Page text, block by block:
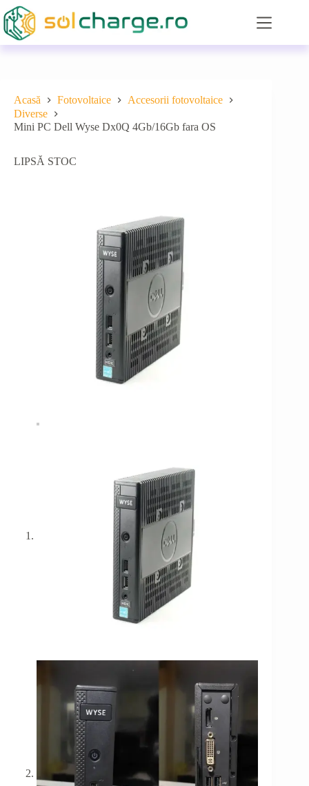
Sari
la
conținut
Acasă Fotovoltaice
Accesorii fotovoltaice
Diverse
Mini PC Dell Wyse Dx0Q 4Gb/16Gb fara OS
LIPSĂ STOC